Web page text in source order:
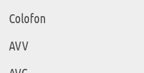
Colofon
AVV